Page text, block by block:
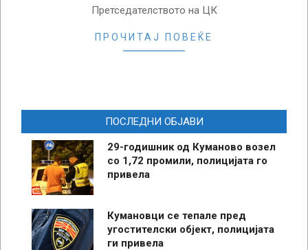
Претседателството на ЦК
ПРОЧИТАЈ ПОВЕЌЕ
ПОСЛЕДНИ ОБЈАВИ
29-годишник од Куманово возел
со 1,72 промили, полицијата го
привела
Кумановци се тепале пред
угостителски објект, полицијата
ги привела